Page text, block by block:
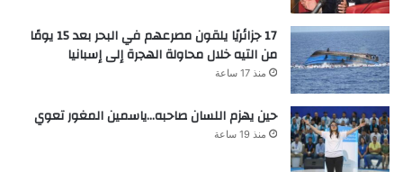
17 جزائريًا يلقون مصرعهم في البحر بعد 15 يومًا
من التيه خلال محاولة الهجرة إلى إسبانيا
منذ 17 ساعة
حين يهزم اللسان صاحبه…ياسمين المغور تعوي
منذ 19 ساعة